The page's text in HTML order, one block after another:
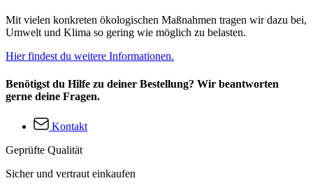
Mit vielen konkreten ökologischen Maßnahmen tragen wir dazu bei,
Umwelt und Klima so gering wie möglich zu belasten.
Hier findest du weitere Informationen.
Benötigst du Hilfe zu deiner Bestellung? Wir beantworten
gerne deine Fragen.
Kontakt
Geprüfte Qualität
Sicher und vertraut einkaufen